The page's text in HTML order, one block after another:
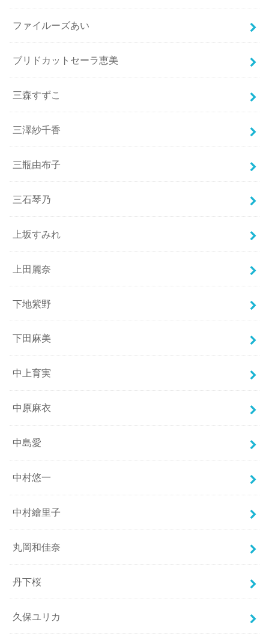
ファイルーズあい
ブリドカットセーラ恵美
三森すずこ
三澤紗千香
三瓶由布子
三石琴乃
上坂すみれ
上田麗奈
下地紫野
下田麻美
中上育実
中原麻衣
中島愛
中村悠一
中村繪里子
丸岡和佳奈
丹下桜
久保ユリカ